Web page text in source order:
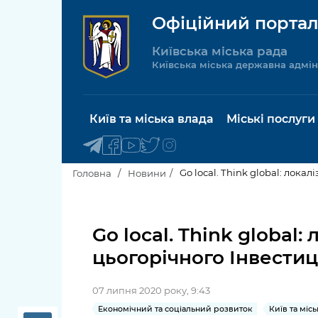
Офіційний
Київська міська рада
Київська міська державна
Київ та міська влада
Київська міська рада
Керівництво КМДА
Міські послуги
послуги
Пільги,
Паспорт,
Головна Новини Go local. Think global:
Go local. Think global:
цьогорічного
07 липня 2020 року, 9:43
Економічний та соціальний розвиток Київ та